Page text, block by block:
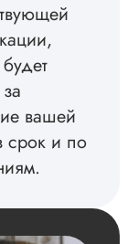
Инна
Вид работы:
Магистерскую
диссертацию по
вашей
срок и по